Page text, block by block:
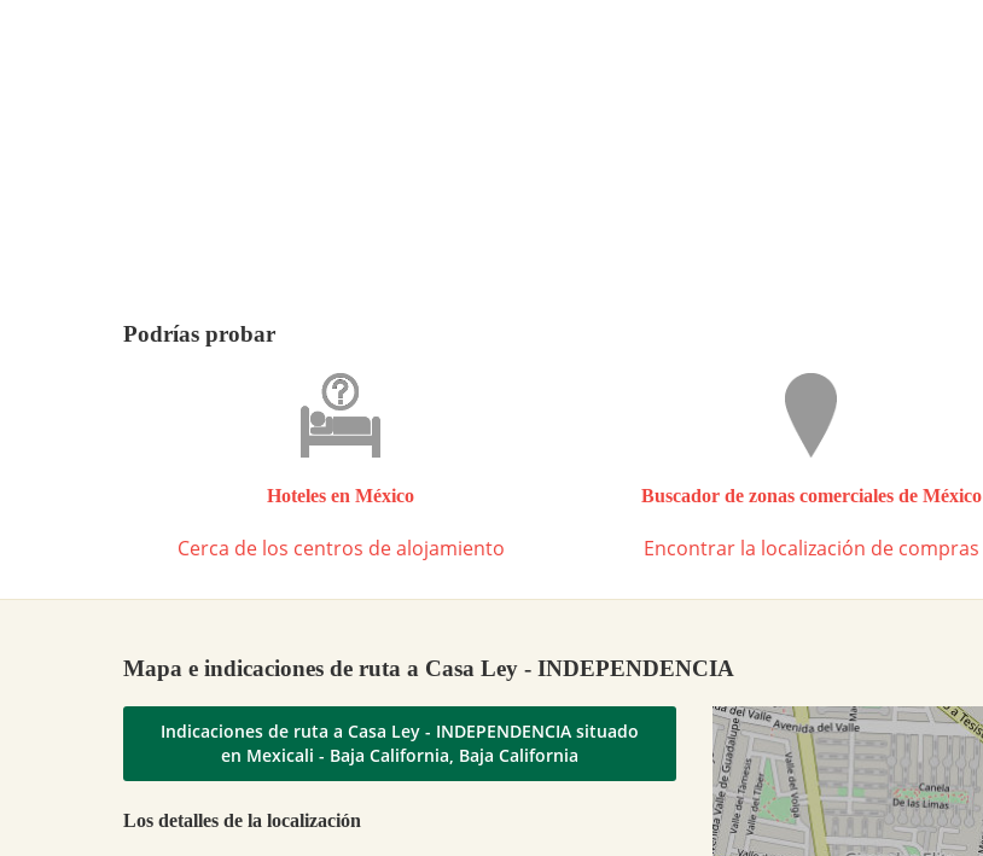
Podrías probar
Hoteles en México
Cerca de los centros de alojamiento
Buscador de zonas comerciales de México
Encontrar la localización de compras
Mapa e indicaciones de ruta a Casa Ley - INDEPENDENCIA
Indicaciones de ruta a Casa Ley - INDEPENDENCIA situado
en Mexicali - Baja California, Baja California
Los detalles de la localización